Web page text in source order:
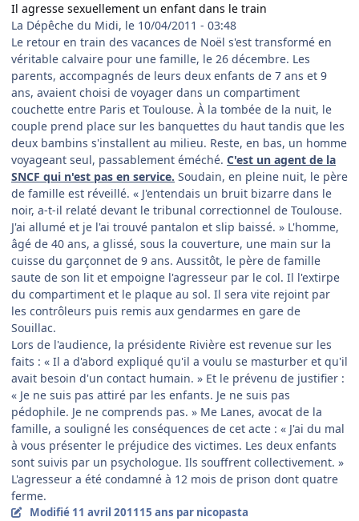
Il agresse sexuellement un enfant dans le train
La Dépêche du Midi, le 10/04/2011 - 03:48
Le retour en train des vacances de Noël s'est transformé en
véritable calvaire pour une famille, le 26 décembre. Les
parents, accompagnés de leurs deux enfants de 7 ans et 9
ans, avaient choisi de voyager dans un compartiment
couchette entre Paris et Toulouse. À la tombée de la nuit, le
couple prend place sur les banquettes du haut tandis que les
deux bambins s'installent au milieu. Reste, en bas, un homme
voyageant seul, passablement éméché. C'est un agent de la
SNCF qui n'est pas en service. Soudain, en pleine nuit, le père
de famille est réveillé. « J'entendais un bruit bizarre dans le
noir, a-t-il relaté devant le tribunal correctionnel de Toulouse.
J'ai allumé et je l'ai trouvé pantalon et slip baissé. » L'homme,
âgé de 40 ans, a glissé, sous la couverture, une main sur la
cuisse du garçonnet de 9 ans. Aussitôt, le père de famille
saute de son lit et empoigne l'agresseur par le col. Il l'extirpe
du compartiment et le plaque au sol. Il sera vite rejoint par
les contrôleurs puis remis aux gendarmes en gare de
Souillac.
Lors de l'audience, la présidente Rivière est revenue sur les
faits : « Il a d'abord expliqué qu'il a voulu se masturber et qu'il
avait besoin d'un contact humain. » Et le prévenu de justifier :
« Je ne suis pas attiré par les enfants. Je ne suis pas
pédophile. Je ne comprends pas. » Me Lanes, avocat de la
famille, a souligné les conséquences de cet acte : « J'ai du mal
à vous présenter le préjudice des victimes. Les deux enfants
sont suivis par un psychologue. Ils souffrent collectivement. »
L'agresseur a été condamné à 12 mois de prison dont quatre
ferme.
Modifié 11 avril 201115 ans par nicopasta